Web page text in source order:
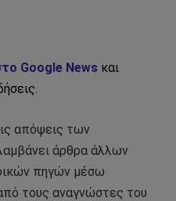
Google News και
απόψεις των
άρθρα άλλων
πηγών μέσω
τους αναγνώστες του